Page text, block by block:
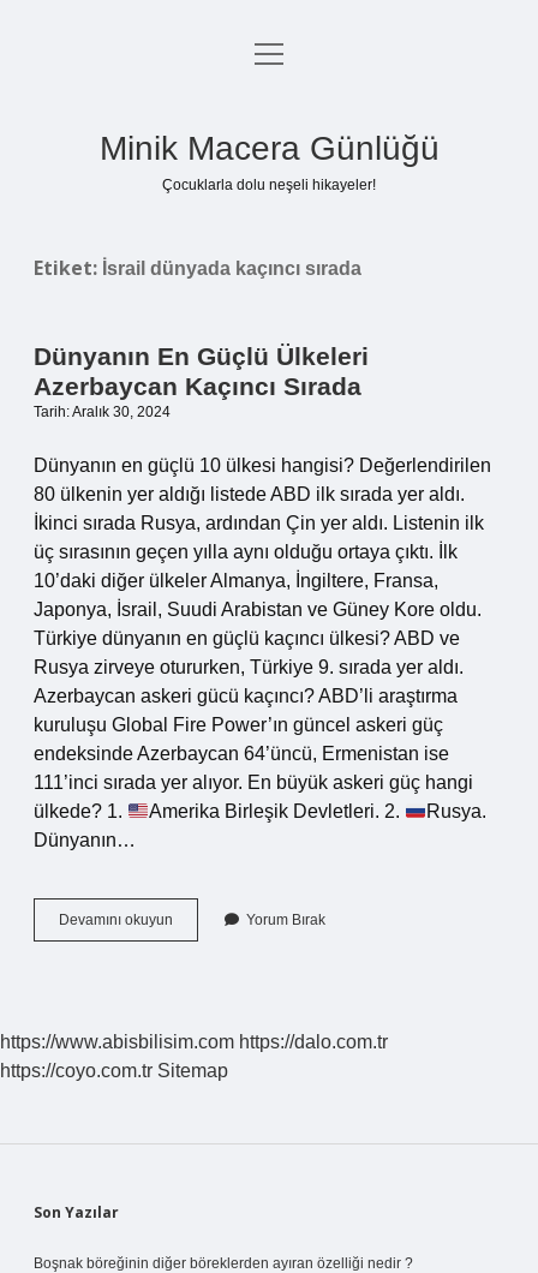
Anasayfa
menüyü
Minik Macera Günlüğü
Çocuklarla dolu neşeli hikayeler!
Etiket: İsrail dünyada kaçıncı sırada
Dünyanın En Güçlü Ülkeleri
Azerbaycan Kaçıncı Sırada
Tarih: Aralık 30, 2024
Dünyanın en güçlü 10 ülkesi hangisi? Değerlendirilen
80 ülkenin yer aldığı listede ABD ilk sırada yer aldı.
İkinci sırada Rusya, ardından Çin yer aldı. Listenin ilk
üç sırasının geçen yılla aynı olduğu ortaya çıktı. İlk
10’daki diğer ülkeler Almanya, İngiltere, Fransa,
Japonya, İsrail, Suudi Arabistan ve Güney Kore oldu.
Türkiye dünyanın en güçlü kaçıncı ülkesi? ABD ve
Rusya zirveye otururken, Türkiye 9. sırada yer aldı.
Azerbaycan askeri gücü kaçıncı? ABD’li araştırma
kuruluşu Global Fire Power’ın güncel askeri güç
endeksinde Azerbaycan 64’üncü, Ermenistan ise
111’inci sırada yer alıyor. En büyük askeri güç hangi
ülkede? 1.
Amerika Birleşik Devletleri. 2.
Rusya.
Dünyanın…
Devamını okuyun Dünyanın
En
Sırada
Yorum Bırak
https://www.abisbilisim.com https://dalo.com.tr
https://coyo.com.tr Sitemap
Sidebar
Son Yazılar
Boşnak böreğinin diğer böreklerden ayıran özelliği nedir ?